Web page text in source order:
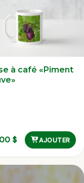
à café «Piment
$ AJOUTER